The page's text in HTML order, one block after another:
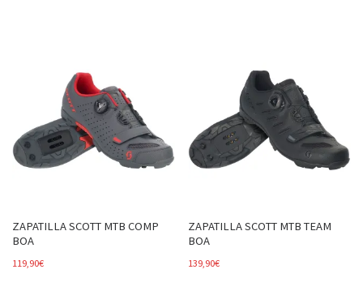
ZAPATILLA SCOTT MTB COMP
BOA
119,90€
ZAPATILLA SCOTT MTB TEAM
BOA
139,90€